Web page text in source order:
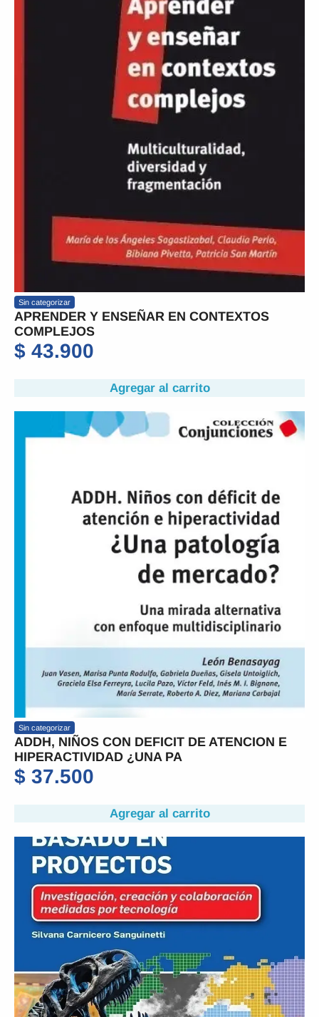
Sin categorizar
APRENDER Y ENSEÑAR EN CONTEXTOS
COMPLEJOS
$ 43.900
Agregar al carrito
Sin categorizar
ADDH, NIÑOS CON DEFICIT DE ATENCION E
HIPERACTIVIDAD ¿UNA PA
$ 37.500
Agregar al carrito